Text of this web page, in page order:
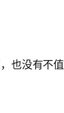
也没有不值